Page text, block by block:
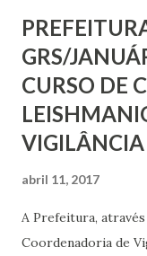
GRS/
CURSO DE
abril 11, 2017
A Prefeitura,
Coordenadoria de